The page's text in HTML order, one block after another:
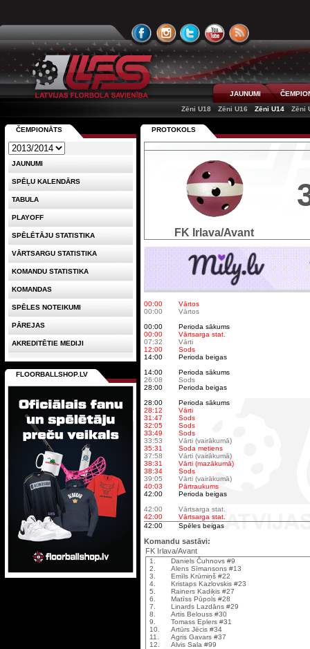
JAUNUMI
Zēni U18
Zēni U16 Zēni U14 Zēni
PROTOKOLS
FK Irlava/Avant
00:00
Vārtos
00:00
Vārtos
00:00
Perioda sākums
00:00
Vārtsarga stat.
07:32
Vārti
12:00
Sods
14:00
Perioda beigas
14:00
Perioda sākums
26:08
Sods
28:00
Perioda beigas
28:00
Perioda sākums
28:12
Vārti
31:47
Sods
32:05
Sods
33:49
Sods
33:53
Vārti (vairākumā)
35:31
Soda metiens
37:58
Vārti (vairākumā)
38:31
Vārti (mazākumā)
38:34
Sods
39:05
Vārti (vairākumā)
40:03
Pārtraukums
42:00
Perioda beigas
42:00
Vārtsarga stat.
42:00
Vārtsarga stat.
42:00
Spēles beigas
Komandu sastāvi:
FK Irlava/Avant
1.
Daniels Čuhnovs #9
2.
Alens Sīmansons #13
3.
Emīls Krūmiņš #22
4.
Kristaps Kazlovskis #23
5.
Rainers Kadiķis #27
6.
Matīss Pūpols #28
7.
Linards Lazdāns #29
8.
Artis Belouss #30
9.
Tomass Eplers #31
10.
Artūrs Jēcis #34
11.
Agris Gavars #37
12.
Alvis Sala #99
ČEMPIONĀTS
JAUNUMI
SPĒĻU KALENDĀRS
TABULA
PLAYOFF
SPĒLĒTĀJU STATISTIKA
VĀRTSARGU STATISTIKA
KOMANDU STATISTIKA
KOMANDAS
SPĒLES NOTEIKUMI
PĀREJAS
AKREDITĒTIE MEDIJI
FLOORBALLSHOP.LV